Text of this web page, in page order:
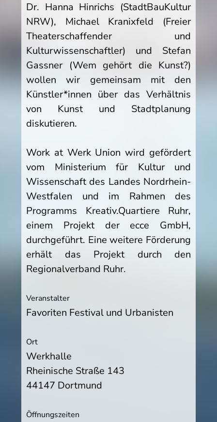
Dr. Hanna Hinrichs (StadtBauKultur
NRW), Michael Kranixfeld (Freier
Theaterschaffender und
Kulturwissenschaftler) und Stefan
Gassner (Wem gehört die Kunst?)
wollen wir gemeinsam mit den
Künstler*innen über das Verhältnis
von Kunst und Stadtplanung
diskutieren.
Work at Werk Union wird gefördert
vom Ministerium für Kultur und
Wissenschaft des Landes Nordrhein-
Westfalen und im Rahmen des
Programms Kreativ.Quartiere Ruhr,
einem Projekt der ecce GmbH,
durchgeführt. Eine weitere Förderung
erhält das Projekt durch den
Regionalverband Ruhr.
Veranstalter
Favoriten Festival und Urbanisten
Ort
Werkhalle
Rheinische Straße 143
44147 Dortmund
Öffnungszeiten